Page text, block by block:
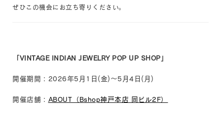
ぜひこの機会にお立ち寄りください。
「VINTAGE INDIAN JEWELRY POP UP SHOP」
開催期間：2026年5月1日(金)～5月4日(月)
開催店舗： ABOUT（Bshop神戸本店 同ビル2F）